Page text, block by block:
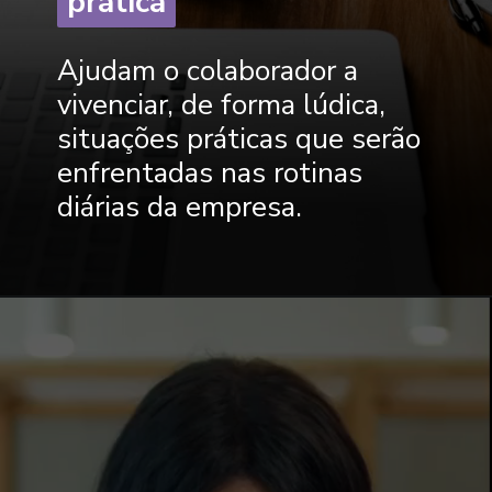
Ajudam o colaborador a
vivenciar, de forma lúdica,
situações práticas que serão
enfrentadas nas rotinas
diárias da empresa.